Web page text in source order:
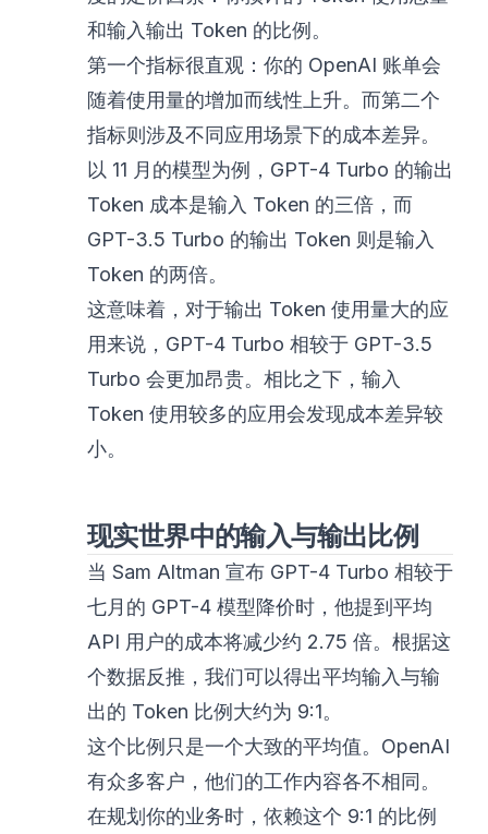
和输入输出 Token 的比例。
第一个指标很直观：你的 OpenAI 账单会
随着使用量的增加而线性上升。而第二个
指标则涉及不同应用场景下的成本差异。
以 11 月的模型为例，GPT-4 Turbo 的输出
Token 成本是输入 Token 的三倍，而
GPT-3.5 Turbo 的输出 Token 则是输入
Token 的两倍。
这意味着，对于输出 Token 使用量大的应
用来说，GPT-4 Turbo 相较于 GPT-3.5
Turbo 会更加昂贵。相比之下，输入
Token 使用较多的应用会发现成本差异较
小。
现实世界中的输入与输出比例
当 Sam Altman 宣布 GPT-4 Turbo 相较于
七月的 GPT-4 模型降价时，他提到平均
API 用户的成本将减少约 2.75 倍。根据这
个数据反推，我们可以得出平均输入与输
出的 Token 比例大约为 9:1。
这个比例只是一个大致的平均值。OpenAI
有众多客户，他们的工作内容各不相同。
在规划你的业务时，依赖这个 9:1 的比例